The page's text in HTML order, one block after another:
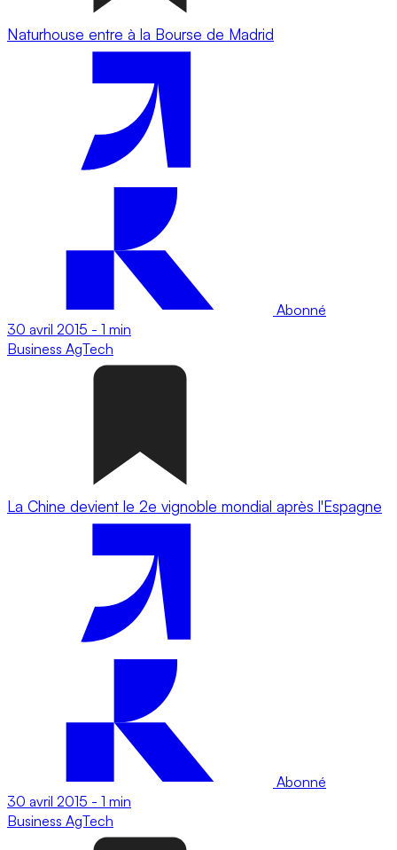
Naturhouse entre à la Bourse de Madrid
Abonné
30 avril 2015 - 1 min
Business AgTech
La Chine devient le 2e vignoble mondial après l'Espagne
Abonné
30 avril 2015 - 1 min
Business AgTech